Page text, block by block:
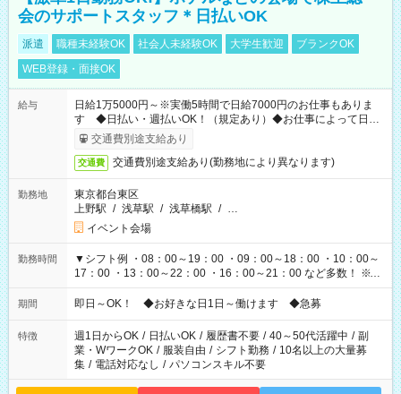
会のサポートスタッフ＊日払いOK
派遣 職種未経験OK 社会人未経験OK 大学生歓迎
ブランクOK
WEB登録・面接OK
給与
日給1万5000円～※実働5時間で日給7000円のお仕事もありま
す ◆日払い・週払いOK！（規定あり）◆お仕事によって日給
も異なります
交通費別途支給あり
交通費 交通費別途支給あり(勤務地により異なります)
勤務地
東京都台東区
上野駅 / 浅草駅 / 浅草橋駅 / …
イベント会場
勤務時間
▼シフト例 ・08：00～19：00 ・09：00～18：00 ・10：00～
17：00 ・13：00～22：00 ・16：00～21：00 など多数！ ※お
仕事により勤務時間が異なります
期間 即日～OK！ ◆お好きな日1日～働けます ◆急募
特徴 週1日からOK / 日払いOK / 履歴書不要 / 40～50代活躍中 / 副
業・WワークOK / 服装自由 / シフト勤務 / 10名以上の大量募
集 / 電話対応なし / パソコンスキル不要